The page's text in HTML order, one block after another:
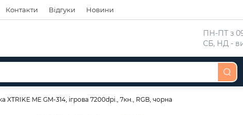
Контакти Відгуки Новини
ПН-ПТ з
СБ, НД -
XTRIKE ME GM-314, ігрова 7200dpi., 7кн., RGB, чорна